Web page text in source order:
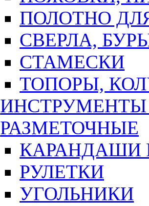
ПОЛОТНО
СВЕРЛА,
СТАМЕСКИ
ТОПОРЫ,
ИНСТРУМЕНТЫ
РАЗМЕТОЧНЫЕ
КАРАНДАШИ
РУЛЕТКИ
УГОЛЬНИКИ